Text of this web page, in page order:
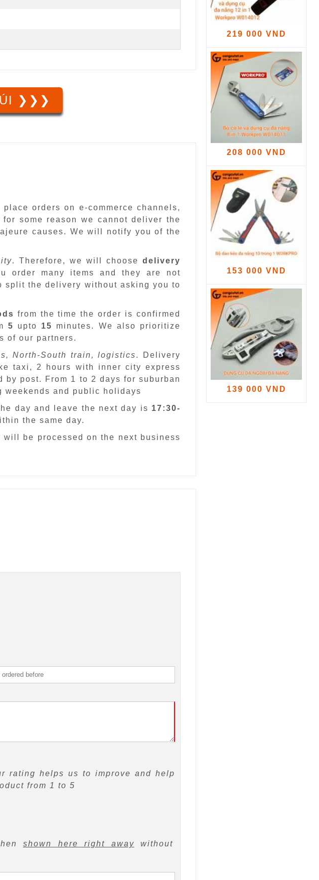
❯❯❯
orders on e-commerce channels,
some reason we cannot deliver the
causes. We will notify you of the
. Therefore, we will choosedelivery
order many items and they are not
split the delivery without asking you to
from the time the order is confirmed
5 upto 15 minutes. We also prioritize
of our partners.
North-South train, logistics. Delivery
taxi, 2 hours with inner city express
post. From 1 to 2 days for suburban
and public holidays
day and leave the next day is 17:30-
the same day.
be processed on the next business
rating helps us to improve and help
from 1 to 5
shown here right away without
219 000 VND
208 000 VND
153 000 VND
139 000 VND